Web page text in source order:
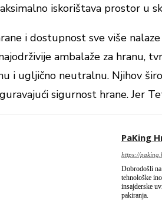
iskorištava prostor
i dostupnost sve više
ambalaže za
i ugljično neutralnu. Njihov
sigurnost hrane. Jer
PaKing
https://
Dobrodošli
tehnološke
insajderske
pakiranja.